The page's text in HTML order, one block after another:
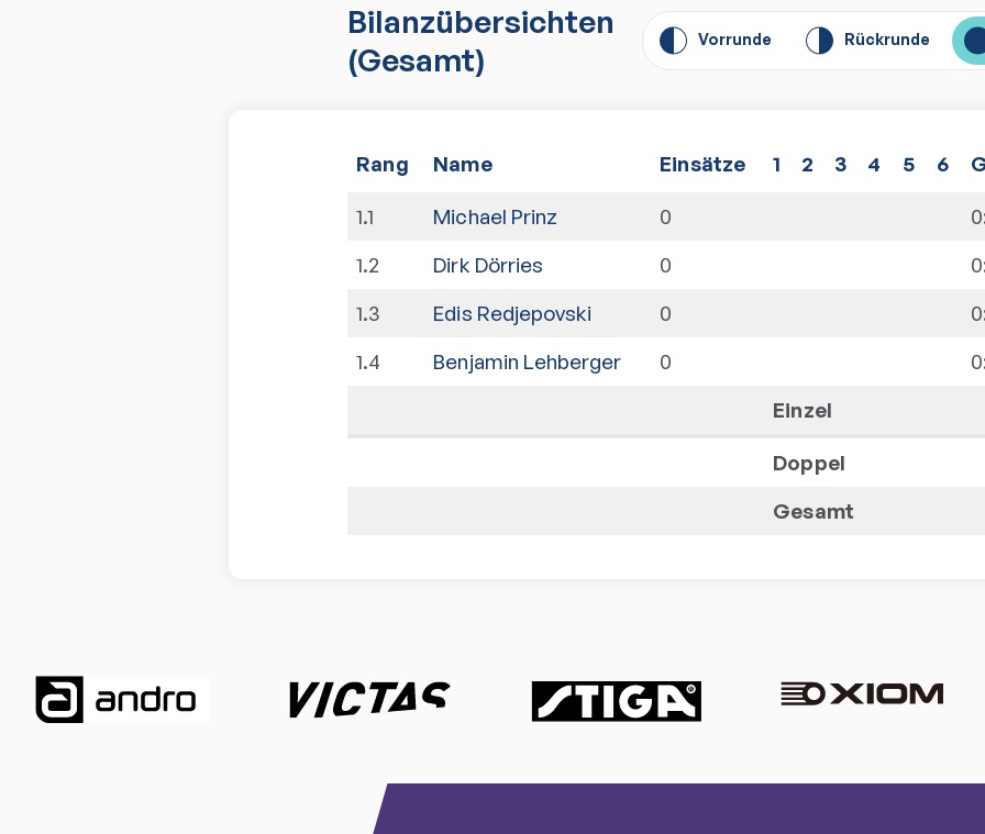
Bilanzübersichten
(Gesamt)
Vorrunde Rückrunde
Rang Name Einsätze 1 2 3 4 5 6
1.1 Michael Prinz 0 0
1.2 Dirk Dörries 0 0
1.3 Edis Redjepovski 0 0
1.4 Benjamin Lehberger 0 0
Einzel
Doppel
Gesamt